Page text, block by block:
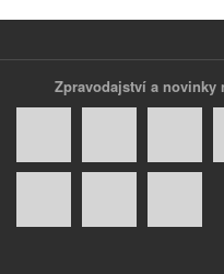
Zpravodajství a novinky